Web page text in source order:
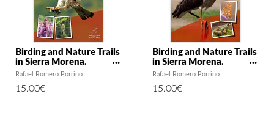
Birding and Nature Trails
in Sierra Morena.
Andalusia: 4. Sierra
Rafael Romero Porrino
15.00€
Birding and Nature Trails
in Sierra Morena.
Andalusia. 1. Sierra de
Aroche
Rafael Romero Porrino
15.00€